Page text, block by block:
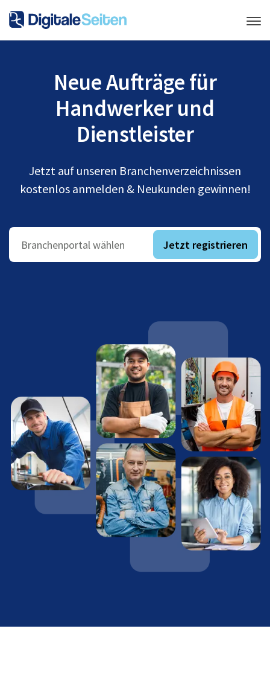
Neue Aufträge für
Handwerker und
Dienstleister
Jetzt auf unseren Branchenverzeichnissen
kostenlos anmelden & Neukunden gewinnen!
Branchenportal wählen Jetzt registrieren